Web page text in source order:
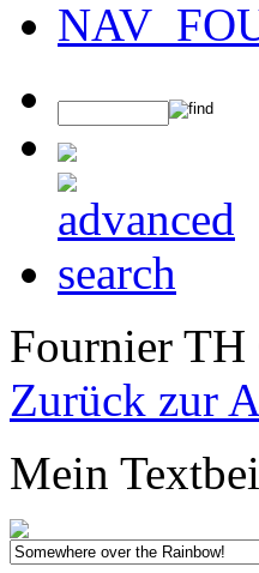
Fournier
Zurück zur
Mein